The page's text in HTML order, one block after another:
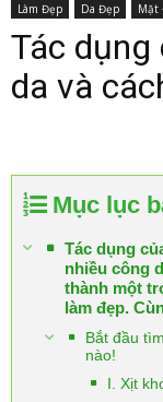
Làm Đẹp Da Đẹp Mặt
Tác
da và
Mục lục
Tác dụng
nhiều công
thành một
làm đẹp.
Bắt đầu
nào!
I. Xịt